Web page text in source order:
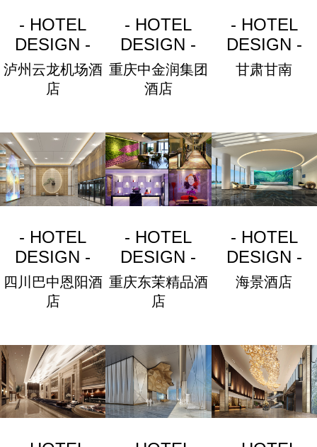
- HOTEL
DESIGN -
泸州云龙机场酒
店
- HOTEL
DESIGN -
重庆中金润集团
酒店
- HOTEL
DESIGN -
甘肃甘南
- HOTEL
DESIGN -
四川巴中恩阳酒
店
- HOTEL
DESIGN -
重庆东茉精品酒
店
- HOTEL
DESIGN -
海景酒店